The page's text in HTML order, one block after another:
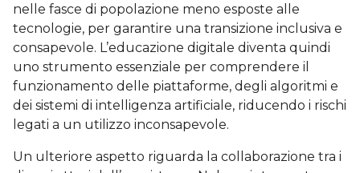
nelle fasce di popolazione meno esposte alle
tecnologie, per garantire una transizione inclusiva e
consapevole. L’educazione digitale diventa quindi
uno strumento essenziale per comprendere il
funzionamento delle piattaforme, degli algoritmi e
dei sistemi di intelligenza artificiale, riducendo i rischi
legati a un utilizzo inconsapevole.
Un ulteriore aspetto riguarda la collaborazione tra i